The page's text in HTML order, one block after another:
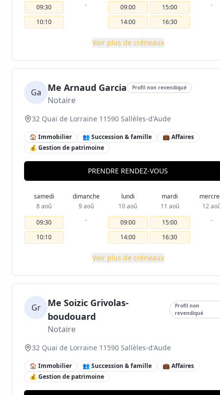
09:30
10:10
-
09:00
14:00
15:00
16:30
-
Voir plus de créneaux
Ga Me Arnaud Garcia Profil non revendiqué
Notaire
32 Quai de Lorraine 11590 Sallèles-d'Aude
🏠 Immobilier 👥 Succession & famille
💼 Affaires
💰 Gestion de patrimoine
PRENDRE RENDEZ-VOUS
samedi
8 aoû
09:30
10:10
dimanche
9 aoû
-
lundi
10 aoû
09:00
14:00
mardi
11 aoû
15:00
16:30
12
-
Voir plus de créneaux
Gr
Me Soizic Grivolas-
boudouard
Profil non
revendiqué
Notaire
32 Quai de Lorraine 11590 Sallèles-d'Aude
🏠 Immobilier 👥 Succession & famille
💼 Affaires
💰 Gestion de patrimoine